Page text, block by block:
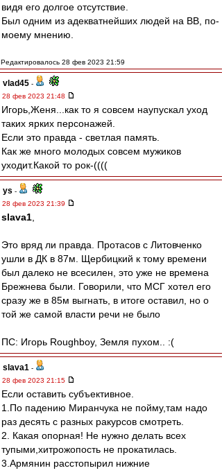
видя его долгое отсутствие.
Был одним из адекватнейших людей на ВВ, по-
моему мнению.
Редактировалось 28 фев 2023 21:59
vlad45 -
28 фев 2023 21:48
Игорь,Женя...как то я совсем наупускал уход
таких ярких персонажей.
Если это правда - светлая память.
Как же много молодых совсем мужиков
уходит.Какой то рок-((((
ys -
28 фев 2023 21:39
slava1
Это вряд ли правда. Протасов с Литовченко
ушли в ДК в 87м. Щербицкий к тому времени
был далеко не всесилен, это уже не времена
Брежнева были. Говорили, что МСГ хотел его
сразу же в 85м выгнать, в итоге оставил, но о
той же самой власти речи не было
ПС: Игорь Roughboy, Земля пухом.. :(
slava1 -
28 фев 2023 21:15
Если оставить субъективное.
1.По падению Миранчука не пойму,там надо
раз десять с разных ракурсов смотреть.
2. Какая опорная! Не нужно делать всех
тупыми,хитрожопость не прокатилась.
3.Армянин расстопырил нижние